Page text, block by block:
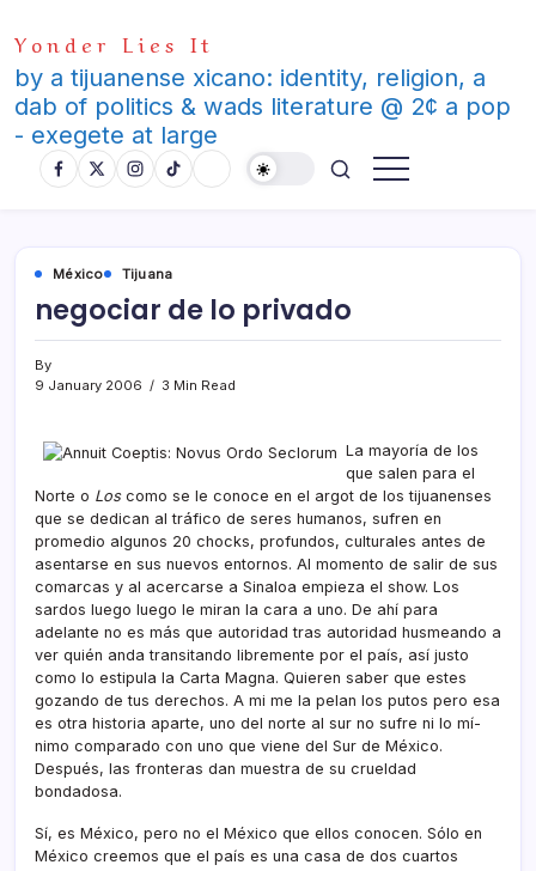
to
content
Yonder Lies It
by a tijuanense xicano: identity, religion, a
dab of politics & wads literature @ 2¢ a pop
- exegete at large
México Tijuana
negociar de lo privado
By
9 January 2006
3 Min Read
La mayorí­a de los
que salen para el
Norte o Loscomo se le conoce en el argot de los tijuanenses
que se dedican al tráfico de seres humanos, sufren en
promedio algunos 20 chocks, profundos, culturales antes de
asentarse en sus nuevos entornos. Al momento de salir de sus
comarcas y al acercarse a Sinaloa empieza el show. Los
sardos luego luego le miran la cara a uno. De ahí­ para
adelante no es más que autoridad tras autoridad husmeando a
ver quién anda transitando libremente por el paí­s, así­ justo
como lo estipula la Carta Magna. Quieren saber que estes
gozando de tus derechos. A mi me la pelan los putos pero esa
es otra historia aparte, uno del norte al sur no sufre ni lo mí­
nimo comparado con uno que viene del Sur de México.
Después, las fronteras dan muestra de su crueldad
bondadosa.
Sí­, es México, pero no el México que ellos conocen. Sólo en
México creemos que el paí­s es una casa de dos cuartos